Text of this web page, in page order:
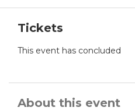
Tickets
This event has concluded
About this event